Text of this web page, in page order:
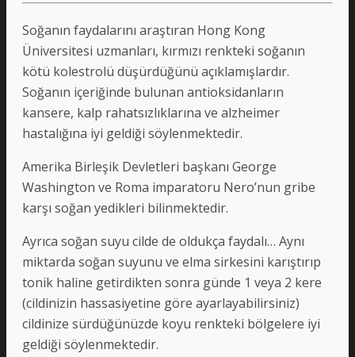
Soğanın faydalarını araştıran Hong Kong
Üniversitesi uzmanları, kırmızı renkteki soğanın
kötü kolestrolü düşürdüğünü açıklamışlardır.
Soğanın içeriğinde bulunan antioksidanların
kansere, kalp rahatsızlıklarına ve alzheimer
hastalığına iyi geldiği söylenmektedir.
Amerika Birleşik Devletleri başkanı George
Washington ve Roma imparatoru Nero’nun gribe
karşı soğan yedikleri bilinmektedir.
Ayrıca soğan suyu cilde de oldukça faydalı… Aynı
miktarda soğan suyunu ve elma sirkesini karıştırıp
tonik haline getirdikten sonra günde 1 veya 2 kere
(cildinizin hassasiyetine göre ayarlayabilirsiniz)
cildinize sürdüğünüzde koyu renkteki bölgelere iyi
geldiği söylenmektedir.